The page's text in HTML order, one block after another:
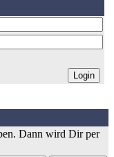
Dann wird Dir per